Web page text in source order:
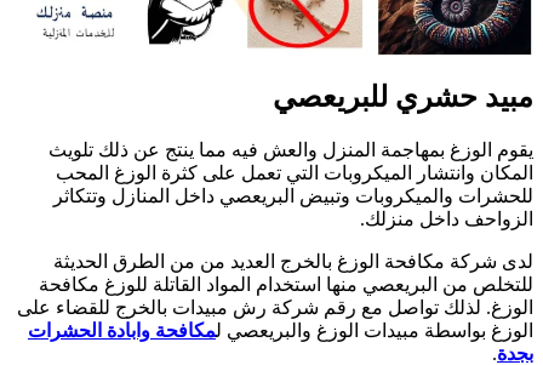
حشري للبريعصي
الوزغ بمهاجمة المنزل والعش فيه مما ينتج عن ذلك تلويث
وانتشار الميكروبات التي تعمل على كثرة الوزغ المحب
والميكروبات وتبيض البريعصي داخل المنازل وتتكاثر
داخل منزلك.
شركة مكافحة الوزغ بالخرج العديد من من الطرق الحديثة
من البريعصي منها استخدام المواد القاتلة للوزغ مكافحة
لذلك تواصل مع رقم شركة رش مبيدات بالخرج للقضاء على
بواسطة مبيدات الوزغ والبريعصي ل مكافحة وابادة الحشرات
.